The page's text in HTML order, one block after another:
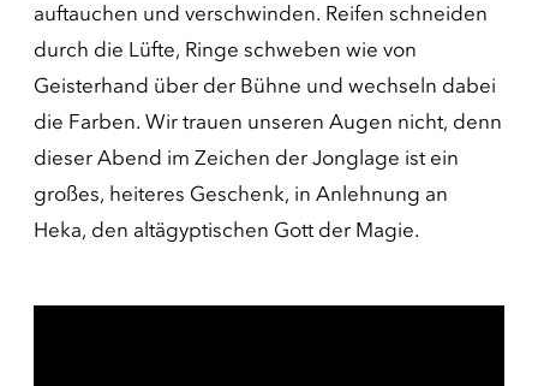
auftauchen und verschwinden. Reifen schneiden
durch die Lüfte, Ringe schweben wie von
Geisterhand über der Bühne und wechseln dabei
die Farben. Wir trauen unseren Augen nicht, denn
dieser Abend im Zeichen der Jonglage ist ein
großes, heiteres Geschenk, in Anlehnung an
Heka, den altägyptischen Gott der Magie.